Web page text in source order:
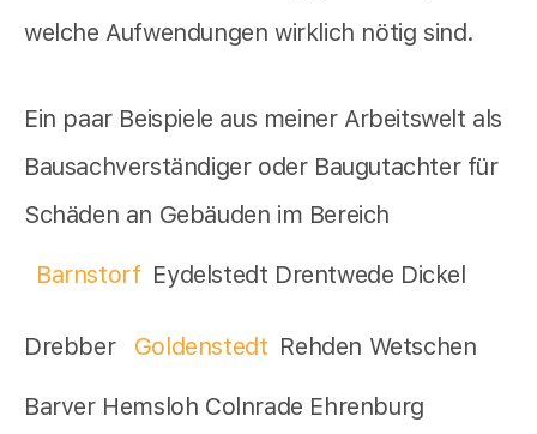
welche Aufwendungen wirklich nötig sind.
Ein paar Beispiele aus meiner Arbeitswelt als
Bausachverständiger oder Baugutachter für
Schäden an Gebäuden im Bereich
Barnstorf Eydelstedt Drentwede Dickel
Drebber Goldenstedt Rehden Wetschen
Barver Hemsloh Colnrade Ehrenburg